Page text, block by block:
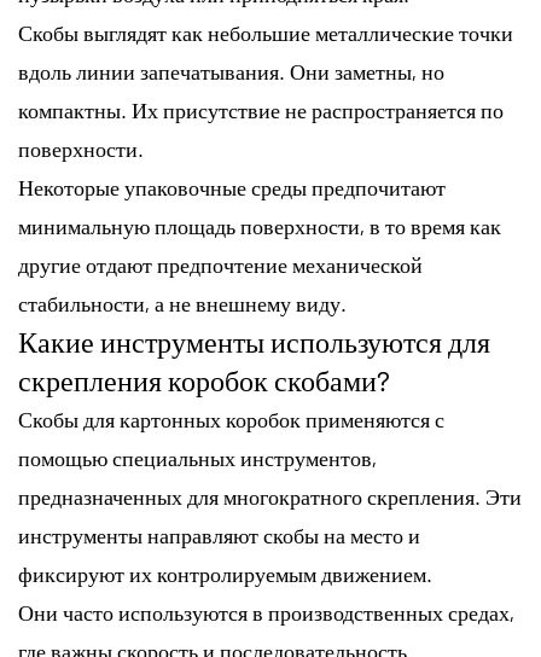
Скобы выглядят как небольшие металлические точки
вдоль линии запечатывания. Они заметны, но
компактны. Их присутствие не распространяется по
поверхности.
Некоторые упаковочные среды предпочитают
минимальную площадь поверхности, в то время как
другие отдают предпочтение механической
стабильности, а не внешнему виду.
Какие инструменты используются для
скрепления коробок скобами?
Скобы для картонных коробок применяются с
помощью специальных инструментов,
предназначенных для многократного скрепления. Эти
инструменты направляют скобы на место и
фиксируют их контролируемым движением.
Они часто используются в производственных средах,
где важны скорость и последовательность.